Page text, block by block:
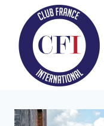
content